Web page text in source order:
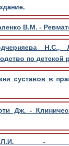
В.М. -
Н.С.,
по детской
суставов в
Дж. -
-